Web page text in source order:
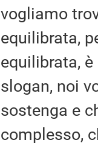
vogliamo
equilibrata,
equilibrata,
slogan, noi
sostenga e
complesso,